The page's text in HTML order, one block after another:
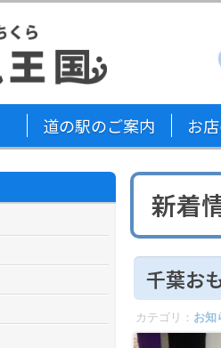
道の駅のご案内 お
新着
千葉お
カテゴリ： お知